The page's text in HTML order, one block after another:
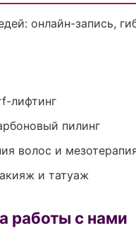
онлайн-запись,
лифтинг
пилинг
волос и
и татуаж
работы с нами